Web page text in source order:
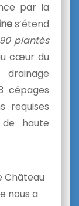
par la
s’étend
plantés
cœur du
cépages
requises
haute
Château
nous a